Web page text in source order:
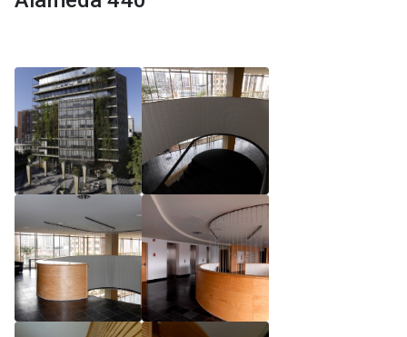
Reglamento de Magíster, Pontificia Universidad
Universidad Católica de Chile
Reglamento de Magíster, Pontificia Universidad
Católica de Chile LLM UC 2025
Reglamento de Seminarios de Graduación
Programa de Magíster en Derecho, LLM 2025